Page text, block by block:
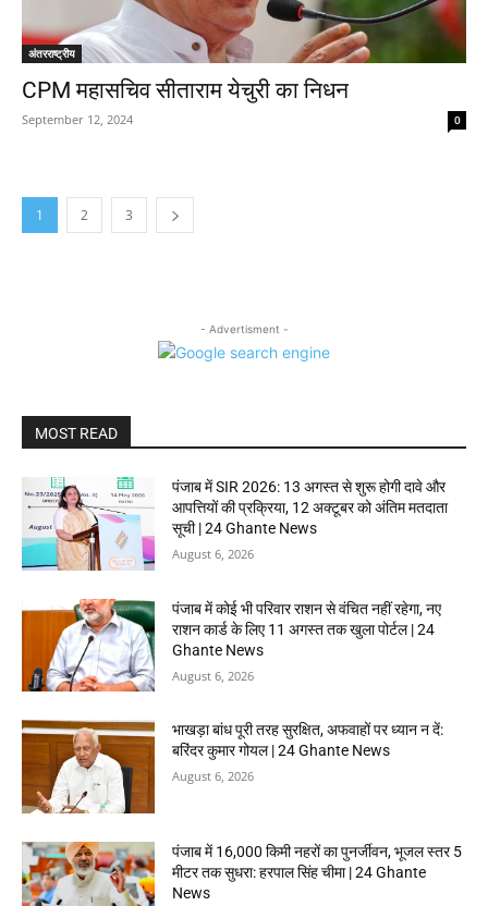
अंतरराष्ट्रीय
CPM महासचिव सीताराम येचुरी का निधन
September 12, 2024 0
1 2 3
- Advertisment -
MOST READ
पंजाब में SIR 2026: 13 अगस्त से शुरू होगी दावे और
आपत्तियों की प्रक्रिया, 12 अक्टूबर को अंतिम मतदाता
सूची | 24 Ghante News
August 6, 2026
पंजाब में कोई भी परिवार राशन से वंचित नहीं रहेगा, नए
राशन कार्ड के लिए 11 अगस्त तक खुला पोर्टल | 24
Ghante News
August 6, 2026
भाखड़ा बांध पूरी तरह सुरक्षित, अफवाहों पर ध्यान न दें:
बरिंदर कुमार गोयल | 24 Ghante News
August 6, 2026
पंजाब में 16,000 किमी नहरों का पुनर्जीवन, भूजल स्तर 5
मीटर तक सुधरा: हरपाल सिंह चीमा | 24 Ghante
News